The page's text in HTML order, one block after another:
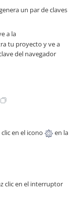
un par de claves
a la
tu proyecto y ve a
del navegador
en el icono
en la
clic en el interruptor